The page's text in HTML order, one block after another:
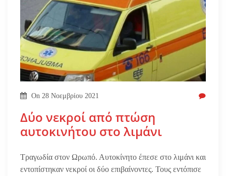
On 28 Νοεμβρίου 2021
Δύο νεκροί από πτώση
αυτοκινήτου στο λιμάνι
Τραγωδία στον Ωρωπό. Αυτοκίνητο έπεσε στο λιμάνι και
εντοπίστηκαν νεκροί οι δύο επιβαίνοντες. Τους εντόπισε